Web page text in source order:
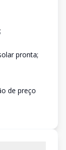
pronta;
de preço